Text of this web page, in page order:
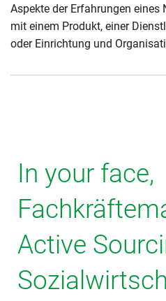
Aspekte der Erfahrungen eines
mit einem Produkt, einer
oder Einrichtung und
In your face,
Active